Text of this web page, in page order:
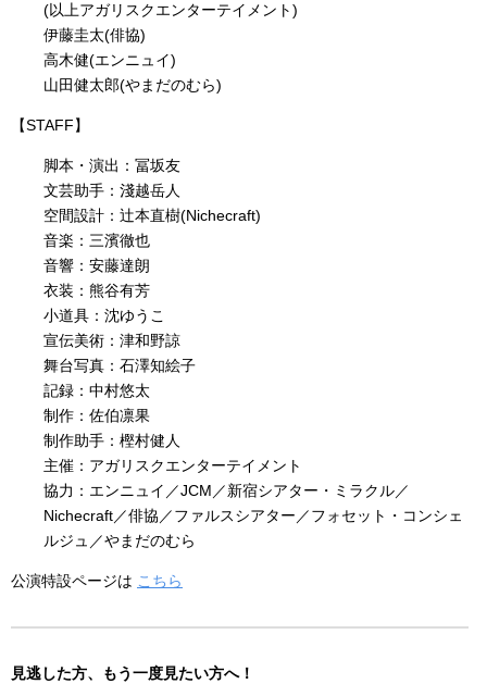
(以上アガリスクエンターテイメント)
伊藤圭太(俳協)
高木健(エンニュイ)
山田健太郎(やまだのむら)
【STAFF】
脚本・演出：冨坂友
文芸助手：淺越岳人
空間設計：辻本直樹(Nichecraft)
音楽：三濱徹也
音響：安藤達朗
衣装：熊谷有芳
小道具：沈ゆうこ
宣伝美術：津和野諒
舞台写真：石澤知絵子
記録：中村悠太
制作：佐伯凛果
制作助手：樫村健人
主催：アガリスクエンターテイメント
協力：エンニュイ／JCM／新宿シアター・ミラクル／
Nichecraft／俳協／ファルスシアター／フォセット・コンシェ
ルジュ／やまだのむら
公演特設ページは こちら
見逃した方、もう一度見たい方へ！